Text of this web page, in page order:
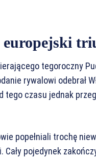
europejski
tegoroczny
rywalowi odebrał
tego czasu jednak
popełniali trochę
pojedynek